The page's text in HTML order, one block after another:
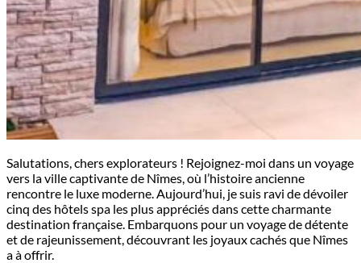
Salutations, chers explorateurs ! Rejoignez-moi dans un voyage
vers la ville captivante de Nîmes, où l’histoire ancienne
rencontre le luxe moderne. Aujourd’hui, je suis ravi de dévoiler
cinq des hôtels spa les plus appréciés dans cette charmante
destination française. Embarquons pour un voyage de détente
et de rajeunissement, découvrant les joyaux cachés que Nîmes
a à offrir.